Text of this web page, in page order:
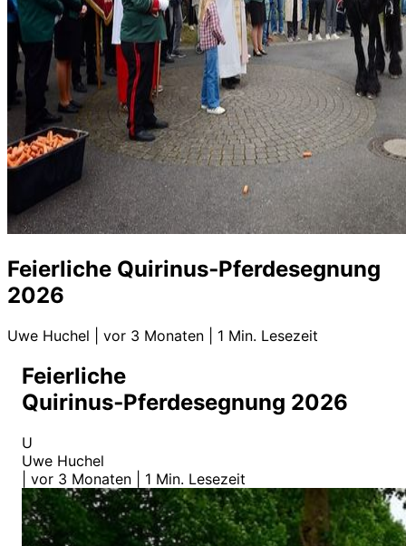
Feierliche Quirinus‑Pferdesegnung
2026
Uwe Huchel vor 3 Monaten 1 Min. Lesezeit
Feierliche
Quirinus‑Pferdesegnung 2026
U
Uwe Huchel
vor 3 Monaten 1 Min. Lesezeit